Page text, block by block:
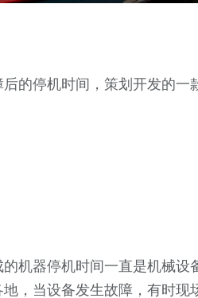
的停机时间，策划开发的一
机器停机时间一直是机械设
，当设备发生故障，有时现